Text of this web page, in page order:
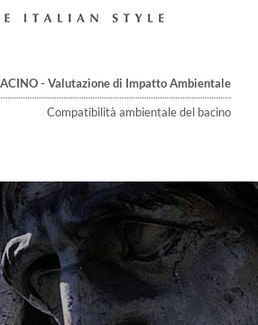
- Valutazione di Impatto Ambientale
Compatibilità ambientale del bacino